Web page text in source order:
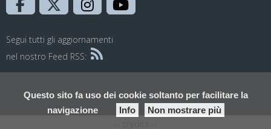
Questo sito fa uso dei cookie soltanto per facilitare la
navigazione
Info Non mostrare più
Segui tutti gli aggiornamenti
nel nostro Feed RSS: